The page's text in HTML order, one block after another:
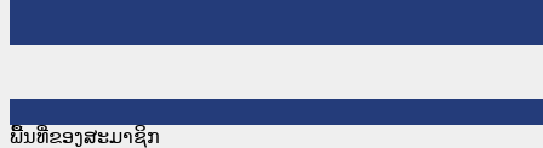
ພື້ນທີ່ຂອງສະມາຊິກ